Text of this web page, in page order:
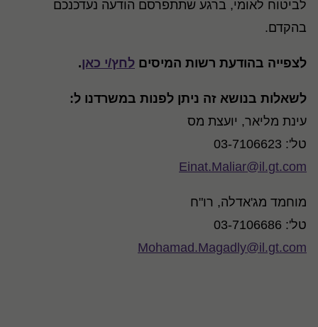
לביטוח לאומי, ברגע שתתפרסם הודעה נעדכנכם
בהקדם.
לצפייה בהודעת רשות המיסים לחץ/י כאן.
לשאלות בנושא זה ניתן לפנות במשרדנו ל:
עינת מליאר, יועצת מס
טל': 03-7106623
Einat.Maliar@il.gt.com
מוחמד מג'אדלה, רו"ח
טל': 03-7106686
Mohamad.Magadly@il.gt.com